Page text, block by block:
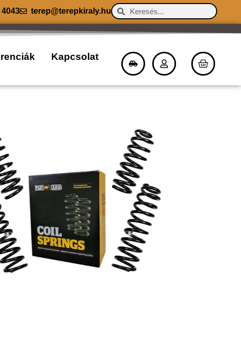
terep@terepkiraly.hu
Kapcsolat